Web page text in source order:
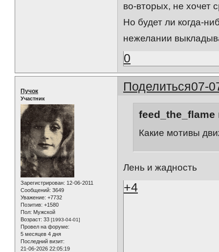
во-вторых, не хочет
Но будет ли когда-
нежелании
0
Поделиться07-
Пучок
Участник
Зарегистрирован: 12-06-2011
Сообщений: 3649
Уважение: +7732
Позитив: +1580
Пол: Мужской
Возраст: 33 [1993-04-01]
Провел на форуме:
5 месяцев 4 дня
Последний визит:
21-06-2026 22:05:19
feed_the_flame
Какие мотивы
Лень и жадность
+4